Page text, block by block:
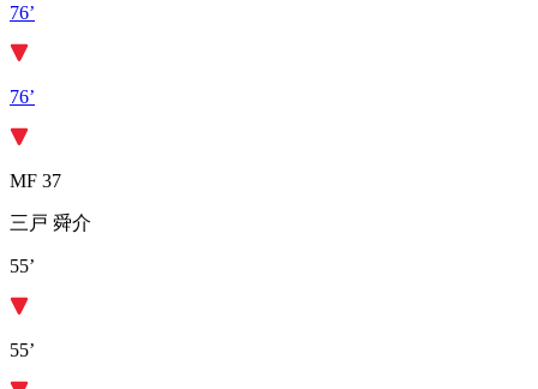
76’
76’
MF 37
三戸 舜介
55’
55’